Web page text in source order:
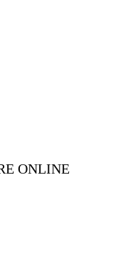
ONLINE